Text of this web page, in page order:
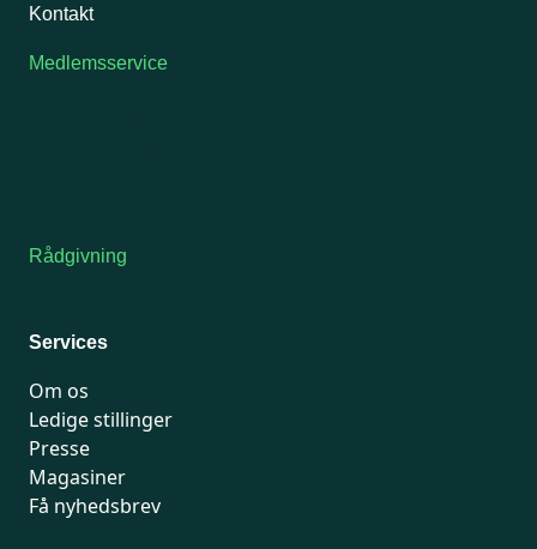
Kontakt
Medlemsservice
Rådgivning
Services
Om os
Ledige stillinger
Presse
Magasiner
Få nyhedsbrev